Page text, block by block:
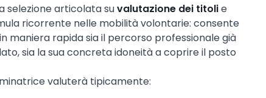
selezione articolata suvalutazione dei titolie
ricorrente nelle mobilità volontarie: consente
maniera rapida sia il percorso professionale già
sia la sua concreta idoneità a coprire il posto
valuterà tipicamente: